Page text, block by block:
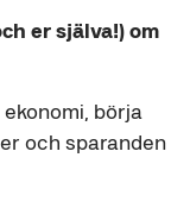
er själva!) om
börja
och sparanden